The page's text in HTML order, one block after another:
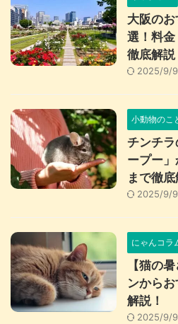
大阪の
選！料
徹底解説
2025/9/9
小動物のこ
チンチ
ープー」
まで徹底
2025/9/9
にゃんコラ
【猫の
ンから
解説！
2025/9/9